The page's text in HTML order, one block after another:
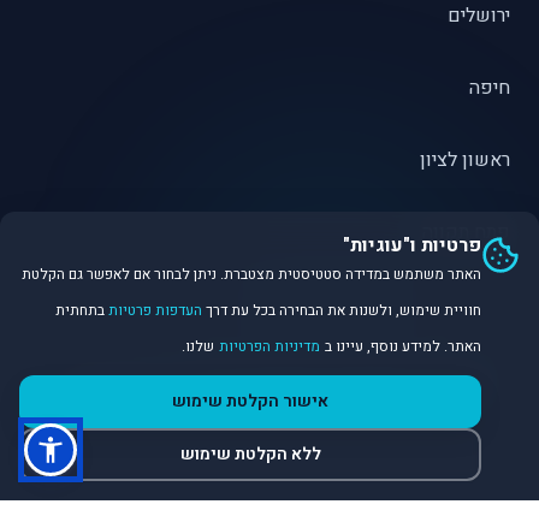
ירושלים
חיפה
ראשון לציון
פתח תקווה
©
פלטפורמת נתונים ובינה מלאכותית לניתוח שוק הנדל״ן.
פרטיות ו"עוגיות"
האתר משתמש במדידה סטטיסטית מצטברת. ניתן לבחור אם לאפשר גם הקלטת
חוויית שימוש, ולשנות את הבחירה בכל עת דרך העדפות פרטיותבתחתית
האתר. למידע נוסף, עיינו ב מדיניות הפרטיות שלנו.
אישור הקלטת שימוש
ללא הקלטת שימוש